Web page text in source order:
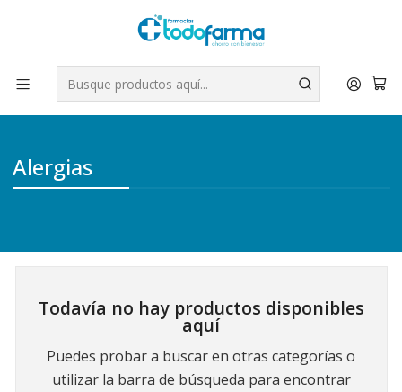
Tus compras tienen envío GRATIS por Rappi - Atención exclusiva
para Chile | WhatsApp +56
Leer más
Inicio Medicamentos
Alergias
Todavía no hay productos disponibles
aquí
Puedes probar a buscar en otras categorías o
utilizar la barra de búsqueda para encontrar